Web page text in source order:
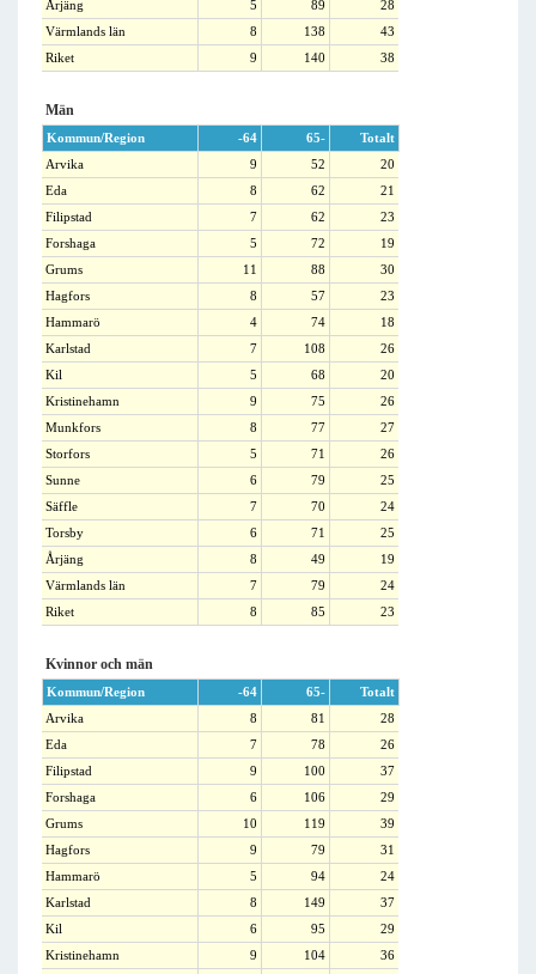
Årjäng
5 89
28
Värmlands län
8 138
43
Riket
9 140 38
Män
Kommun/Region -64 65-
Totalt
Arvika
9 52
20
Eda
8 62
21
Filipstad
7 62
23
Forshaga
5 72
19
Grums
11 88
30
Hagfors
8 57
23
Hammarö
4 74
18
Karlstad
7 108
26
Kil
5 68
20
Kristinehamn
9 75
26
Munkfors
8 77
27
Storfors
5 71
26
Sunne
6 79
25
Säffle
7 70
24
Torsby
6 71
25
Årjäng
8 49
19
Värmlands län
7 79
24
Riket
8 85 23
Kvinnor och män
Kommun/Region -64 65-
Totalt
Arvika
8 81
28
Eda
7 78
26
Filipstad
9 100
37
Forshaga
6 106
29
Grums
10 119
39
Hagfors
9 79
31
Hammarö
5 94
24
Karlstad
8 149
37
Kil
6 95
29
Kristinehamn
9 104
36